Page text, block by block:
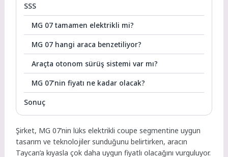
SSS
MG 07 tamamen elektrikli mi?
MG 07 hangi araca benzetiliyor?
Araçta otonom sürüş sistemi var mı?
MG 07’nin fiyatı ne kadar olacak?
Sonuç
Şirket, MG 07’nin lüks elektrikli coupe segmentine uygun
tasarım ve teknolojiler sunduğunu belirtirken, aracın
Taycan’a kıyasla çok daha uygun fiyatlı olacağını vurguluyor.